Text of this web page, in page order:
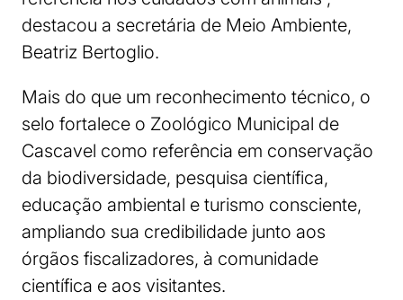
destacou a secretária de Meio Ambiente,
Beatriz Bertoglio.
Mais do que um reconhecimento técnico, o
selo fortalece o Zoológico Municipal de
Cascavel como referência em conservação
da biodiversidade, pesquisa científica,
educação ambiental e turismo consciente,
ampliando sua credibilidade junto aos
órgãos fiscalizadores, à comunidade
científica e aos visitantes.